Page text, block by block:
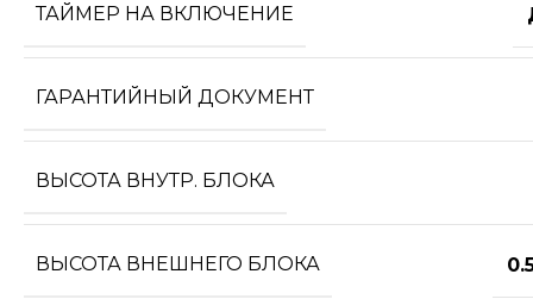
ТАЙМЕР НА ВКЛЮЧЕНИЕ
ГАРАНТИЙНЫЙ ДОКУМЕНТ
ВЫСОТА ВНУТР. БЛОКА
ВЫСОТА ВНЕШНЕГО БЛОКА